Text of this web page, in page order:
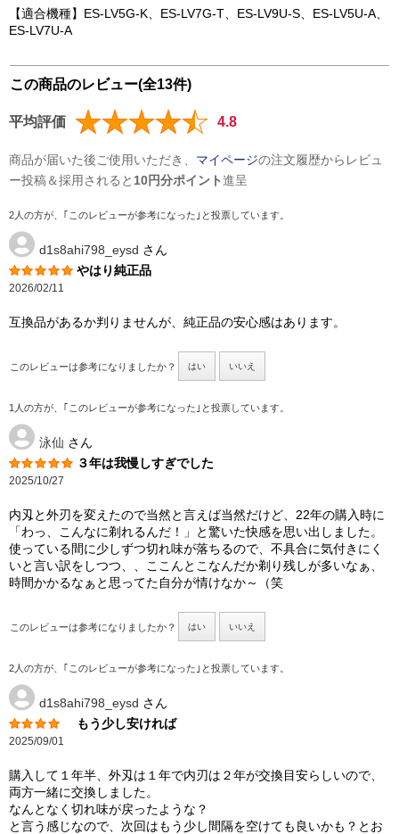
【適合機種】ES-LV5G-K、ES-LV7G-T、ES-LV9U-S、ES-LV5U-A、
ES-LV7U-A
この商品のレビュー(全13件)
平均評価 4.8
商品が届いた後ご使用いただき、 マイページの注文履歴からレビュ
ー投稿＆採用されると 10円分ポイント進呈
2人の方が、｢このレビューが参考になった｣と投票しています。
d1s8ahi798_eysd さん
やはり純正品
2026/02/11
互換品があるか判りませんが、純正品の安心感はあります。
このレビューは参考になりましたか？ はい いいえ
1人の方が、｢このレビューが参考になった｣と投票しています。
泳仙 さん
３年は我慢しすぎでした
2025/10/27
内刄と外刃を変えたので当然と言えば当然だけど、22年の購入時に
「わっ、こんなに剃れるんだ！」と驚いた快感を思い出しました。
使っている間に少しずつ切れ味が落ちるので、不具合に気付きにく
いと言い訳をしつつ、、ここんとこなんだか剃り残しが多いなぁ、
時間かかるなぁと思ってた自分が情けなか～（笑
このレビューは参考になりましたか？ はい いいえ
2人の方が、｢このレビューが参考になった｣と投票しています。
d1s8ahi798_eysd さん
もう少し安ければ
2025/09/01
購入して１年半、外刄は１年で内刃は２年が交換目安らしいので、
両方一緒に交換しました。
なんとなく切れ味が戻ったような？
と言う感じなので、次回はもう少し間隔を空けても良いかも？とお